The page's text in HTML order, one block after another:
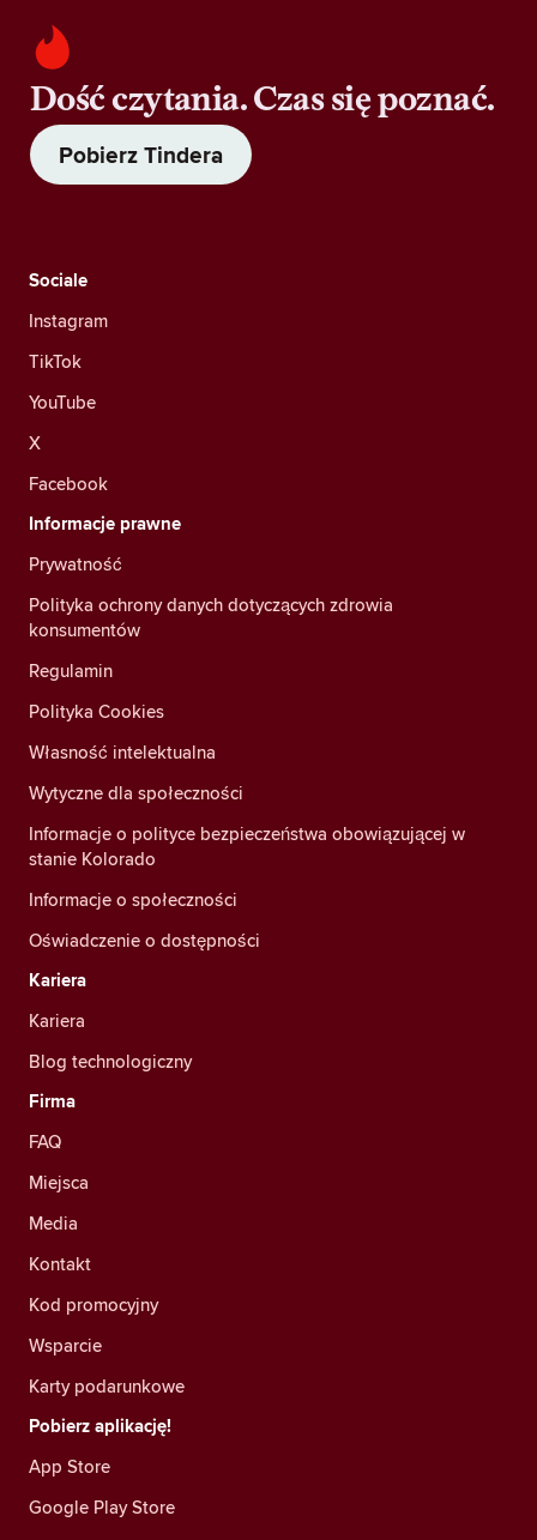
Dość czytania. Czas się poznać.
Pobierz Tindera
Sociale
Instagram
TikTok
YouTube
X
Facebook
Informacje prawne
Prywatność
Polityka ochrony danych dotyczących zdrowia
konsumentów
Regulamin
Polityka Cookies
Własność intelektualna
Wytyczne dla społeczności
Informacje o polityce bezpieczeństwa obowiązującej w
stanie Kolorado
Informacje o społeczności
Oświadczenie o dostępności
Kariera
Kariera
Blog technologiczny
Firma
FAQ
Miejsca
Media
Kontakt
Kod promocyjny
Wsparcie
Karty podarunkowe
Pobierz aplikację!
App Store
Google Play Store